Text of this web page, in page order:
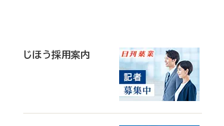
じほう採用案内